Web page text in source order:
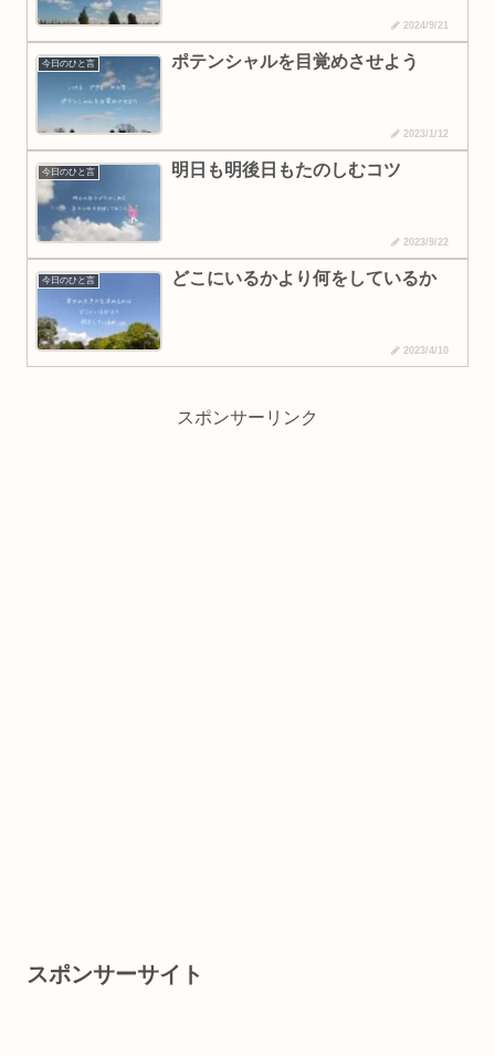
2024/9/21
今日のひと言 ポテンシャルを目覚めさせよう
2023/1/12
今日のひと言 明日も明後日もたのしむコツ
2023/9/22
今日のひと言 どこにいるかより何をしているか
2023/4/10
スポンサーリンク
スポンサーサイト